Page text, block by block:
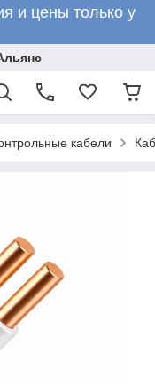
и цены только у
кабели